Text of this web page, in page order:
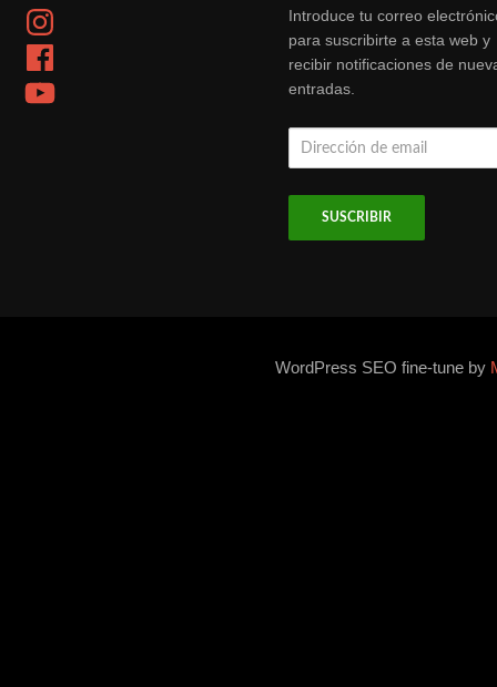
Instagram
Facebook
YouTube
Introduce tu correo
para suscribirte a esta web y
recibir notificaciones de
entradas.
Dirección
WordPress SEO fine-tune by